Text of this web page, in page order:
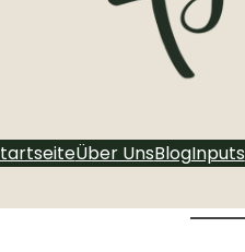
Über UnsBlogInputs